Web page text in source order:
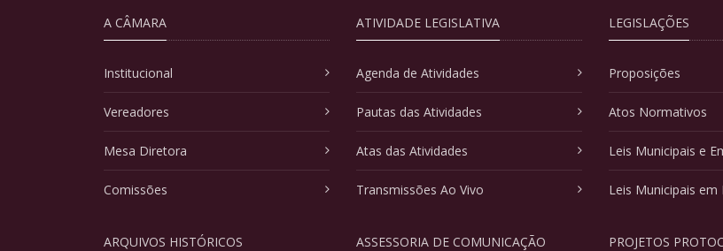
A CÂMARA
Institucional
Vereadores
Mesa Diretora
Comissões
ARQUIVOS HISTÓRICOS
ATIVIDADE LEGISLATIVA
Agenda de Atividades
Pautas das Atividades
Atas das Atividades
Transmissões Ao Vivo
ASSESSORIA DE COMUNICAÇÃO
LEGISLAÇÕES
Proposições
Atos Normativos
Leis Municipais e
Leis Municipais em
PROJETOS